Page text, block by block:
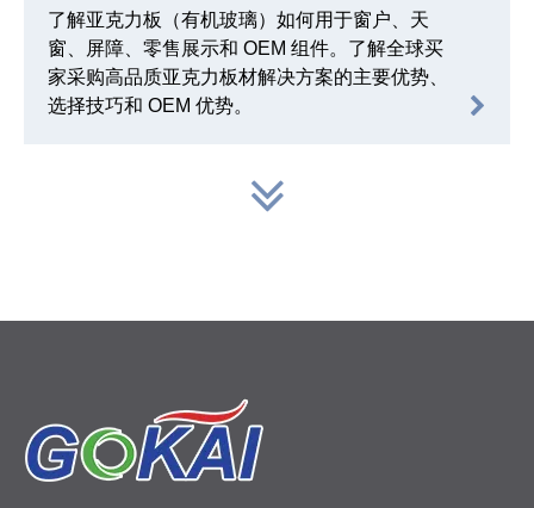
了解亚克力板（有机玻璃）如何用于窗户、天
窗、屏障、零售展示和 OEM 组件。了解全球买
家采购高品质亚克力板材解决方案的主要优势、
选择技巧和 OEM 优势。